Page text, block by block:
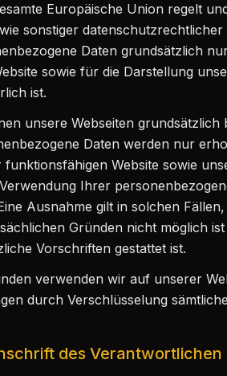
Europäische Union regelt
sonstiger
Daten grundsätzlich
sowie für die Darstellung
ist.
unsere Webseiten
Daten werden nur
funktionsfähigen Website sowie
Ihrer
Ausnahme gilt in solchen
Gründen nicht möglich
Vorschriften gestattet ist.
verwenden wir auf unserer
durch Verschlüsselung
des